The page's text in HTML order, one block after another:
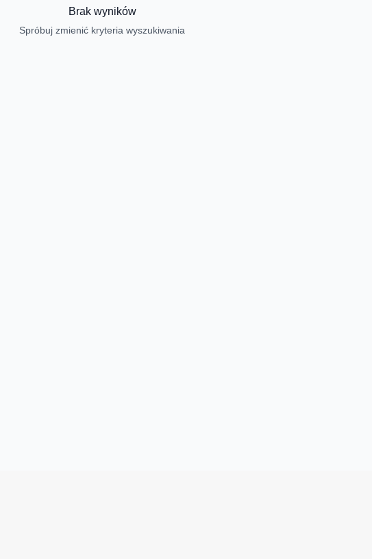
Brak wyników
Spróbuj zmienić kryteria wyszukiwania